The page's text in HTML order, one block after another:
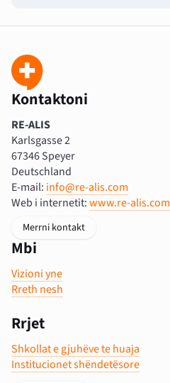
Kontaktoni
RE-ALIS
Karlsgasse 2
67346 Speyer
Deutschland
E-mail: info@re-alis.com
Web i internetit:www.re-alis.com
Merrni kontakt
Mbi
Vizioni yne
Rreth nesh
Rrjet
Shkollat e gjuhëve te huaja
Institucionet shëndetësore